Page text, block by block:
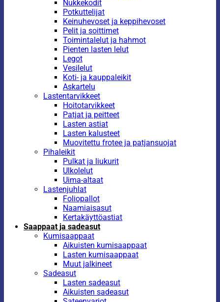
Nukkekodit
Potkuttelijat
Keinuhevoset ja keppihevoset
Pelit ja soittimet
Toimintalelut ja hahmot
Pienten lasten lelut
Legot
Vesilelut
Koti- ja kauppaleikit
Askartelu
Lastentarvikkeet
Hoitotarvikkeet
Patjat ja peitteet
Lasten astiat
Lasten kalusteet
Muovitettu frotee ja patjansuojat
Pihaleikit
Pulkat ja liukurit
Ulkolelut
Uima-altaat
Lastenjuhlat
Foliopallot
Naamiaisasut
Kertakäyttöastiat
Saappaat ja sadeasut
Kumisaappaat
Aikuisten kumisaappaat
Lasten kumisaappaat
Muut jalkineet
Sadeasut
Lasten sadeasut
Aikuisten sadeasut